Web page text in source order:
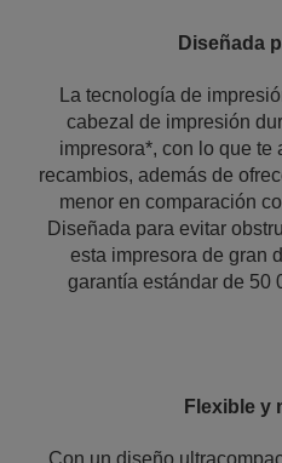
Diseñada
La tecnología de
cabezal de impresión
impresora*, con lo que te
recambios, además de
menor en comparación
Diseñada para evitar
esta impresora de gran
garantía estándar de 50
Flexible y
Con un diseño